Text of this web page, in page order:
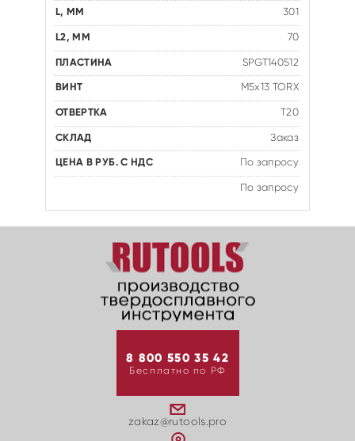
301
70
SPGT140512
M5x13 TORX
T20
Заказ
По запросу
По запросу
8 800 550 35 42
Бесплатно по РФ
zakaz@rutools.pro